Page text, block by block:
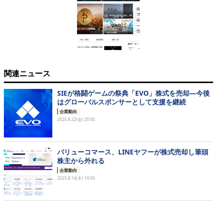
関連ニュース
SIEが格闘ゲームの祭典「EVO」株式を売却―今後
はグローバルスポンサーとして支援を継続
企業動向
2025.8.22(金) 20:00
バリューコマース、LINEヤフーが株式売却し筆頭
株主から外れる
企業動向
2025.8.14(木) 19:00